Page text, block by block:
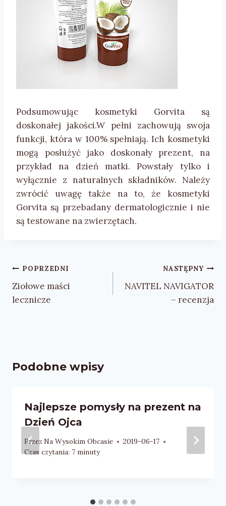
Podsumowując kosmetyki Gorvita są
doskonałej jakości.W pełni zachowują swoja
funkcji, która w 100% spełniają. Ich kosmetyki
mogą posłużyć jako doskonały prezent, na
przykład na dzień matki. Powstały tylko i
wyłącznie z naturalnych składników. Należy
zwrócić uwagę także na to, że kosmetyki
Gorvita są przebadany dermatologicznie i nie
są testowane na zwierzętach.
Nawigacja
wpisu
POPRZEDNI
Ziołowe maści
lecznicze
NASTĘPNY
NAVITEL NAVIGATOR
– recenzja
Podobne wpisy
Najlepsze pomysły na prezent na
Dzień Ojca
Przez Na Wysokim Obcasie
2019-06-17
Czas czytania: 7 minuty